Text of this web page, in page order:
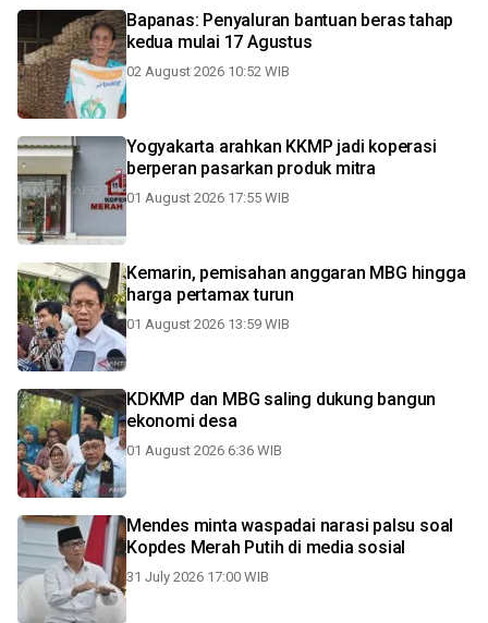
Bapanas: Penyaluran bantuan beras tahap
kedua mulai 17 Agustus
02 August 2026 10:52 WIB
Yogyakarta arahkan KKMP jadi koperasi
berperan pasarkan produk mitra
01 August 2026 17:55 WIB
Kemarin, pemisahan anggaran MBG hingga
harga pertamax turun
01 August 2026 13:59 WIB
KDKMP dan MBG saling dukung bangun
ekonomi desa
01 August 2026 6:36 WIB
Mendes minta waspadai narasi palsu soal
Kopdes Merah Putih di media sosial
31 July 2026 17:00 WIB